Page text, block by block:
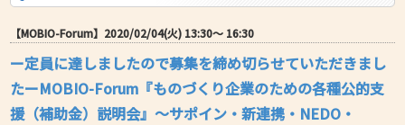
【MOBIO-Forum】2020/02/04(火) 13:30〜 16:30
ー定員に達しましたので募集を締め切らせていただきまし
たーMOBIO-Forum『ものづくり企業のための各種公的支
援（補助金）説明会』～サポイン・新連携・NEDO・